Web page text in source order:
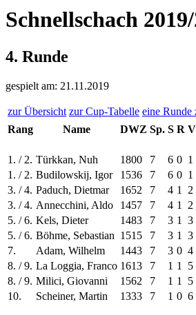
Schnellschach
4. Runde
gespielt am: 21.11.2019
zur Übersicht zur Cup-Tabelle eine Runde
Rang
Name DWZ Sp. S R V
1. / 2. Türkkan, Nuh 1800 7 6 0 1
1. / 2. Budilowskij, Igor 1536 7 6 0 1
3. / 4. Paduch, Dietmar 1652 7 4 1 2
3. / 4. Annecchini, Aldo 1457 7 4 1 2
5. / 6. Kels, Dieter 1483 7 3 1 3
5. / 6. Böhme, Sebastian 1515 7 3 1 3
7.
Adam, Wilhelm 1443 7 3 0 4
8. / 9. La Loggia, Franco 1613 7 1 1 5
8. / 9. Milici, Giovanni 1562 7 1 1 5
10.
Scheiner, Martin 1333 7 1 0 6